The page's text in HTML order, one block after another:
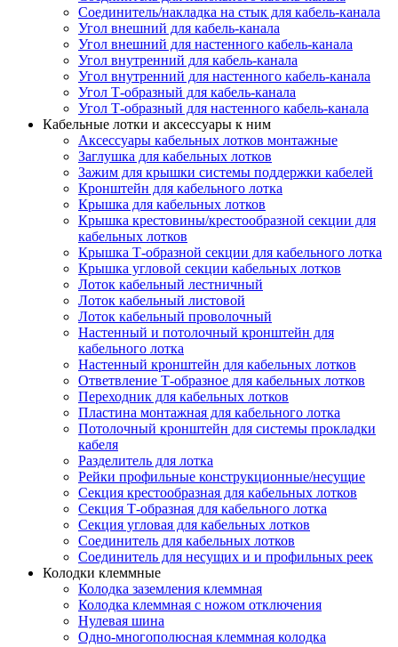
Соединитель/накладка на стык для кабель-канала
Угол внешний для кабель-канала
Угол внешний для настенного кабель-канала
Угол внутренний для кабель-канала
Угол внутренний для настенного кабель-канала
Угол Т-образный для кабель-канала
Угол Т-образный для настенного кабель-канала
Кабельные лотки и аксессуары к ним
Аксессуары кабельных лотков монтажные
Заглушка для кабельных лотков
Зажим для крышки системы поддержки кабелей
Кронштейн для кабельного лотка
Крышка для кабельных лотков
Крышка крестовины/крестообразной секции для
кабельных лотков
Крышка Т-образной секции для кабельного лотка
Крышка угловой секции кабельных лотков
Лоток кабельный лестничный
Лоток кабельный листовой
Лоток кабельный проволочный
Настенный и потолочный кронштейн для
кабельного лотка
Настенный кронштейн для кабельных лотков
Ответвление Т-образное для кабельных лотков
Переходник для кабельных лотков
Пластина монтажная для кабельного лотка
Потолочный кронштейн для системы прокладки
кабеля
Разделитель для лотка
Рейки профильные конструкционные/несущие
Секция крестообразная для кабельных лотков
Секция Т-образная для кабельного лотка
Секция угловая для кабельных лотков
Соединитель для кабельных лотков
Соединитель для несущих и и профильных реек
Колодки клеммные
Колодка заземления клеммная
Колодка клеммная с ножом отключения
Нулевая шина
Одно-многополюсная клеммная колодка